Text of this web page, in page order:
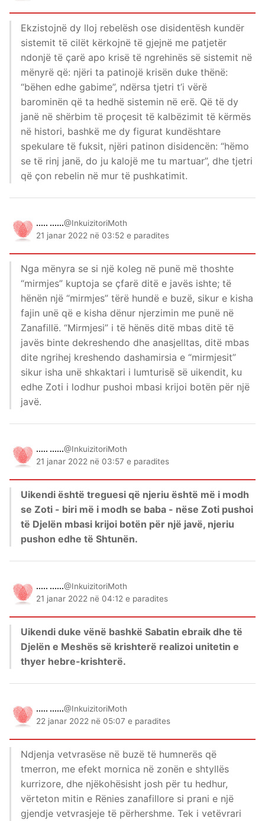
Ekzistojnë dy lloj rebelësh ose disidentësh kundër
sistemit të cilët kërkojnë të gjejnë me patjetër
ndonjë të çarë apo krisë të ngrehinës së sistemit në
mënyrë që: njëri ta patinojë krisën duke thënë:
“bëhen edhe gabime”, ndërsa tjetri t’i vërë
barominën që ta hedhë sistemin në erë. Që të dy
janë në shërbim të proçesit të kalbëzimit të kërmës
në histori, bashkë me dy figurat kundështare
spekulare të fuksit, njëri patinon disidencën: “hëmo
se të rinj janë, do ju kalojë me tu martuar”, dhe tjetri
që çon rebelin në mur të pushkatimit.
..... ......@InkuizitoriMoth
21 janar 2022 në 03:52 e paradites
Nga mënyra se si një koleg në punë më thoshte
“mirmjes” kuptoja se çfarë ditë e javës ishte; të
hënën një “mirmjes” tërë hundë e buzë, sikur e kisha
fajin unë që e kisha dënur njerzimin me punë në
Zanafillë. “Mirmjesi” i të hënës ditë mbas ditë të
javës binte dekreshendo dhe anasjelltas, ditë mbas
dite ngrihej kreshendo dashamirsia e “mirmjesit”
sikur isha unë shkaktari i lumturisë së uikendit, ku
edhe Zoti i lodhur pushoi mbasi krijoi botën për një
javë.
..... ......@InkuizitoriMoth
21 janar 2022 në 03:57 e paradites
Uikendi është treguesi që njeriu është më i modh
se Zoti - biri më i modh se baba - nëse Zoti pushoi
të Djelën mbasi krijoi botën për një javë, njeriu
pushon edhe të Shtunën.
..... ......@InkuizitoriMoth
21 janar 2022 në 04:12 e paradites
Uikendi duke vënë bashkë Sabatin ebraik dhe të
Djelën e Meshës së krishterë realizoi unitetin e
thyer hebre-krishterë.
..... ......@InkuizitoriMoth
22 janar 2022 në 05:07 e paradites
Ndjenja vetvrasëse në buzë të humnerës që
tmerron, me efekt mornica në zonën e shtyllës
kurrizore, dhe njëkohësisht josh për tu hedhur,
vërteton mitin e Rënies zanafillore si prani e një
gjendje vetvrasjeje të përhershme. Tek i vetëvrari